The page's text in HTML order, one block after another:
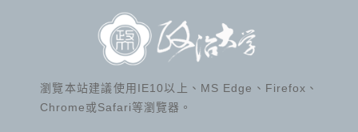
瀏覽本站建議使用IE10以上、MS Edge、Firefox、
Chrome或Safari等瀏覽器。